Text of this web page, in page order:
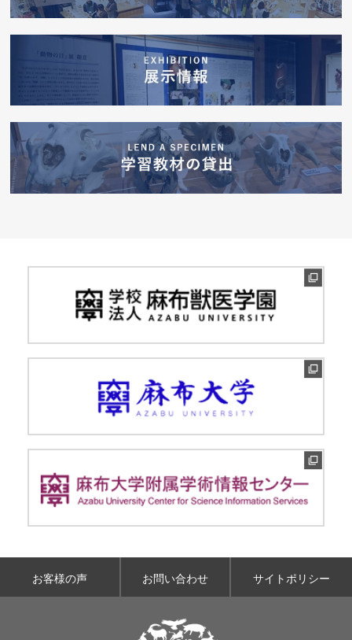
お客様の声 お問い合わせ サイトポリシー